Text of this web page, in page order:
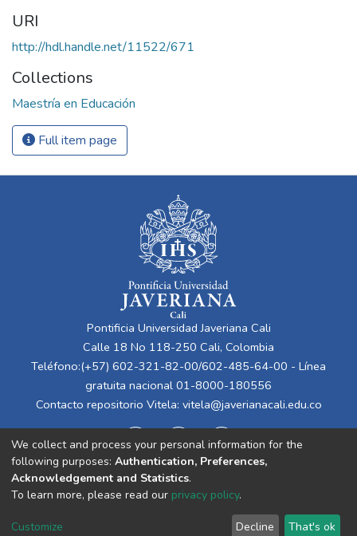
URI
http://hdl.handle.net/11522/671
Collections
Maestría en Educación
Full item page
Pontificia Universidad Javeriana Cali
Calle 18 No 118-250 Cali, Colombia
Teléfono:(+57) 602-321-82-00/602-485-64-00 - Línea
gratuita nacional 01-8000-180556
Contacto repositorio Vitela: vitela@javerianacali.edu.co
Cookie
End User
Send
We collect and process your personal information for the
following purposes: Authentication, Preferences,
Acknowledgement and Statistics.
To learn more, please read our privacy policy.
Customize Decline That's ok